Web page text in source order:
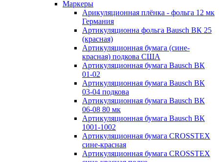
Маркеры
Арикуляционная плёнка - фольга 12 мк
Германия
Артикуляционна фольга Bausch ВК 25
(красная)
Артикуляционная бумага (сине-
красная) подкова США
Артикуляционная бумага Bausch ВК
01-02
Артикуляционная бумага Bausch ВК
03-04 подкова
Артикуляционная бумага Bausch ВК
06-08 80 мк
Артикуляционная бумага Bausch ВК
1001-1002
Артикуляционная бумага CROSSTEX
сине-красная
Артикуляционная бумага CROSSTEX